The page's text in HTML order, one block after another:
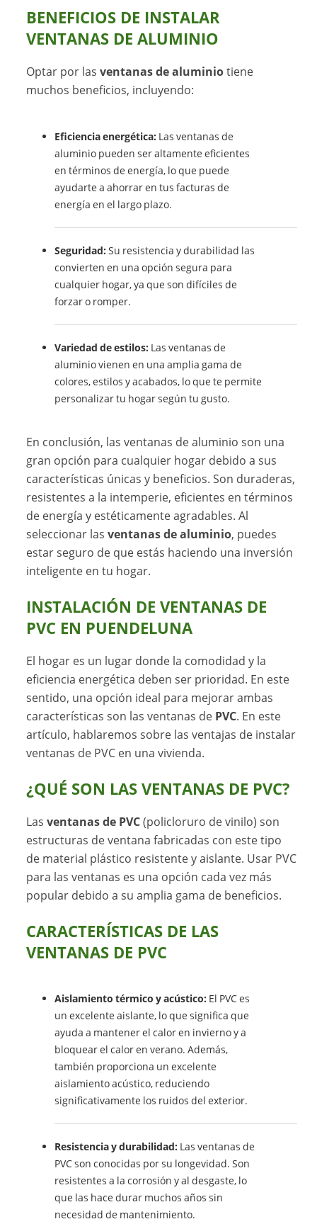
BENEFICIOS DE INSTALAR
VENTANAS DE ALUMINIO
Optar por lasventanas de aluminiotiene
muchos beneficios, incluyendo:
Eficiencia energética: Las ventanas de
aluminio pueden ser altamente eficientes
en términos de energía, lo que puede
ayudarte a ahorrar en tus facturas de
energía en el largo plazo.
Seguridad: Su resistencia y durabilidad las
convierten en una opción segura para
cualquier hogar, ya que son difíciles de
forzar o romper.
Variedad de estilos: Las ventanas de
aluminio vienen en una amplia gama de
colores, estilos y acabados, lo que te permite
personalizar tu hogar según tu gusto.
En conclusión, las ventanas de aluminio son una
gran opción para cualquier hogar debido a sus
características únicas y beneficios. Son duraderas,
resistentes a la intemperie, eficientes en términos
de energía y estéticamente agradables. Al
seleccionar lasventanas de aluminio, puedes
estar seguro de que estás haciendo una inversión
inteligente en tu hogar.
INSTALACIÓN DE VENTANAS DE
PVC EN PUENDELUNA
El hogar es un lugar donde la comodidad y la
eficiencia energética deben ser prioridad. En este
sentido, una opción ideal para mejorar ambas
características son las ventanas de PVC. En este
artículo, hablaremos sobre las ventajas de instalar
ventanas de PVC en una vivienda.
¿QUÉ SON LAS VENTANAS DE PVC?
Lasventanas de PVC(policloruro de vinilo) son
estructuras de ventana fabricadas con este tipo
de material plástico resistente y aislante. Usar PVC
para las ventanas es una opción cada vez más
popular debido a su amplia gama de beneficios.
CARACTERÍSTICAS DE LAS
VENTANAS DE PVC
Aislamiento térmico y acústico: El PVC es
un excelente aislante, lo que significa que
ayuda a mantener el calor en invierno y a
bloquear el calor en verano. Además,
también proporciona un excelente
aislamiento acústico, reduciendo
significativamente los ruidos del exterior.
Resistencia y durabilidad: Las ventanas de
PVC son conocidas por su longevidad. Son
resistentes a la corrosión y al desgaste, lo
que las hace durar muchos años sin
necesidad de mantenimiento.